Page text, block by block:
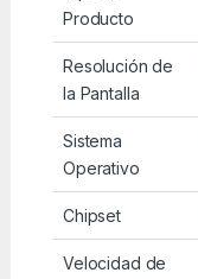
Producto
Resolución de
la Pantalla
Sistema
Operativo
Chipset
Velocidad de